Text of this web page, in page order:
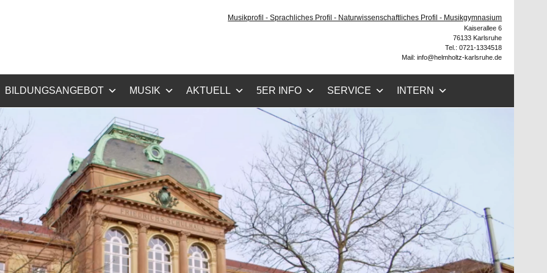
Gymnasium KarlsruheMusikprofil - Sprachliches Profil - Naturwissenschaftliches Profil - Musikgymnasium
Kaiserallee 6
76133 Karlsruhe
Tel.: 0721-1334518
Mail: info@helmholtz-karlsruhe.de
BILDUNGSANGEBOT MUSIK AKTUELL 5ER INFO SERVICE INTERN